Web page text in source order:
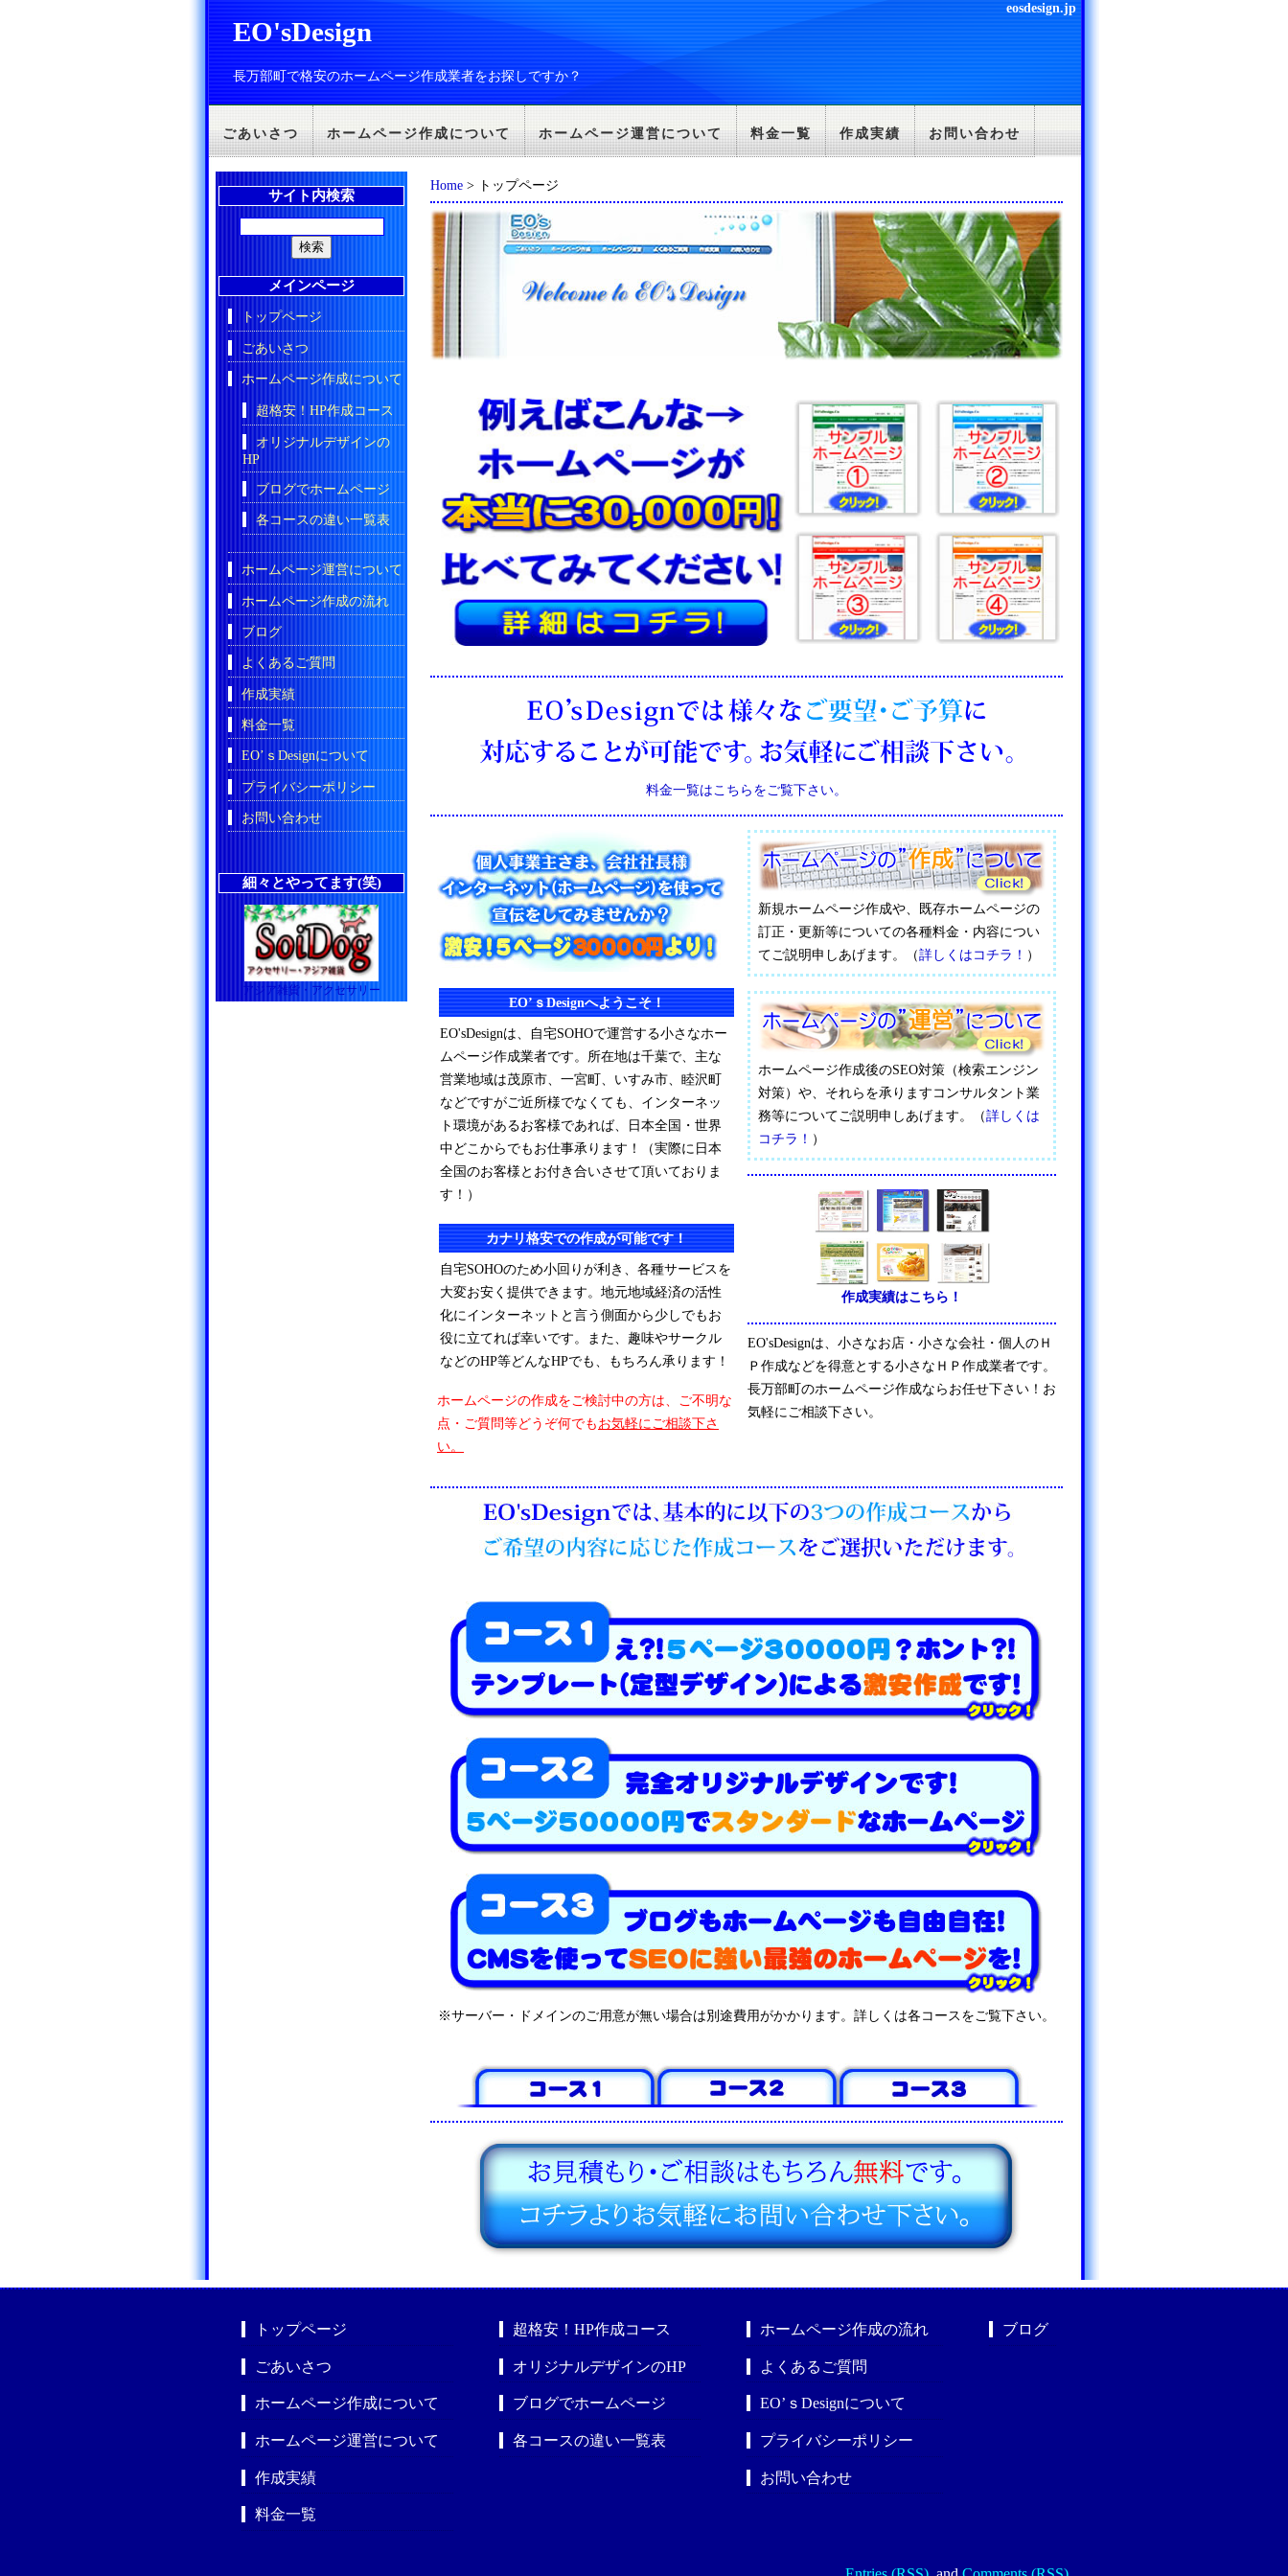
EO'sDesign
長万部町で格安のホームページ作成業者をお探しですか？
eosdesign.jp
ごあいさつ ホームページ作成について ホームページ運営について 料金一覧 作成実績 お問い合わせ
Home > トップページ
料金一覧はこちらをご覧下さい。
EO’ｓDesignへようこそ！
EO'sDesignは、自宅SOHOで運営する小さなホー
ムページ作成業者です。所在地は千葉で、主な
営業地域は茂原市、一宮町、いすみ市、睦沢町
などですがご近所様でなくても、インターネッ
ト環境があるお客様であれば、日本全国・世界
中どこからでもお仕事承ります！（実際に日本
全国のお客様とお付き合いさせて頂いておりま
す！）
カナリ格安での作成が可能です！
自宅SOHOのため小回りが利き、各種サービスを
大変お安く提供できます。地元地域経済の活性
化にインターネットと言う側面から少しでもお
役に立てれば幸いです。また、趣味やサークル
などのHP等どんなHPでも、もちろん承ります！
ホームページの作成をご検討中の方は、ご不明な
点・ご質問等どうぞ何でもお気軽にご相談下さ
い。
新規ホームページ作成や、既存ホームページの
訂正・更新等についての各種料金・内容につい
てご説明申しあげます。（詳しくはコチラ！ ）
ホームページ作成後のSEO対策（検索エンジン
対策）や、それらを承りますコンサルタント業
務等についてご説明申しあげます。（詳しくは
コチラ！ ）
作成実績はこちら！
EO'sDesignは、小さなお店・小さな会社・個人のＨ
Ｐ作成などを得意とする小さなＨＰ作成業者です。
長万部町のホームページ作成ならお任せ下さい！お
気軽にご相談下さい。
※サーバー・ドメインのご用意が無い場合は別途費用がかかります。詳しくは各コースをご覧下さい。
サイト内検索
メインページ
トップページ
ごあいさつ
ホームページ作成について
超格安！HP作成コース
オリジナルデザインの
HP
ブログでホームページ
各コースの違い一覧表
ホームページ運営について
ホームページ作成の流れ
ブログ
よくあるご質問
作成実績
料金一覧
EO’ｓDesignについて
プライバシーポリシー
お問い合わせ
細々とやってます(笑)
アジア雑貨・アクセサリー
トップページ
ごあいさつ
ホームページ作成について
ホームページ運営について
作成実績
料金一覧
超格安！HP作成コース
オリジナルデザインのHP
ブログでホームページ
各コースの違い一覧表
ホームページ作成の流れ
よくあるご質問
EO’ｓDesignについて
プライバシーポリシー
お問い合わせ
ブログ